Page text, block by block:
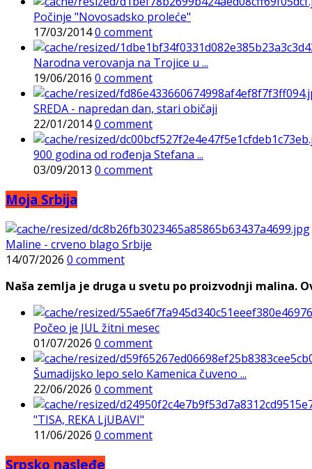
Počinje "Novosadsko proleće"
17/03/20140 comment
Narodna verovanja na Trojice u ...
19/06/2016 0 comment
SREDA - napredan dan, stari običaji
22/01/20140 comment
900 godina od rođenja Stefana ...
03/09/2013 0 comment
Moja Srbija
Maline - crveno blago Srbije
14/07/2026 0 comment
Naša zemlja je druga u svetu po proizvodnji malina.
Počeo je JUL žitni mesec
01/07/2026 0 comment
Šumadijsko lepo selo Kamenica čuveno ...
22/06/2026 0 comment
"TISA, REKA LjUBAVI"
11/06/2026 0 comment
Srpsko nasleđe